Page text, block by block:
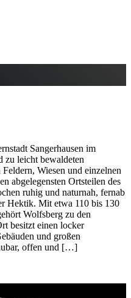
Sangerhausen im
zu leicht bewaldeten
Wiesen und einzelnen
abgelegensten Ortsteilen des
ruhig und naturnah, fernab
Hektik. Mit etwa 110 bis 130
Wolfsberg zu den
besitzt einen locker
und großen
offen und […]